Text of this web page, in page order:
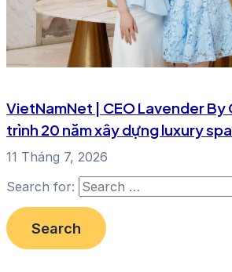
VietNamNet | CEO Lavender By
trình 20 năm xây dựng luxury
11 Tháng 7, 2026
Search for: